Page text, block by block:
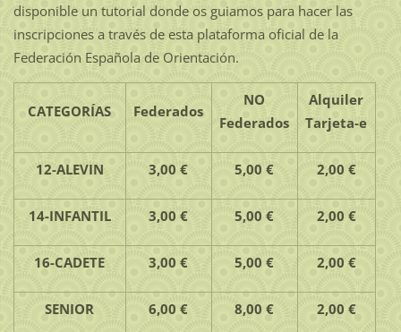
disponible un tutorial donde os guiamos para hacer las
inscripciones a través de esta plataforma oficial de la
Federación Española de Orientación.
CATEGORÍAS Federados
NO
Federados
Alquiler
Tarjeta-e
12-ALEVIN 3,00 € 5,00 € 2,00 €
14-INFANTIL 3,00 € 5,00 € 2,00 €
16-CADETE 3,00 € 5,00 € 2,00 €
SENIOR 6,00 € 8,00 € 2,00 €